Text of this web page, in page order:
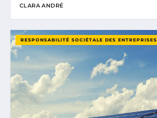
CLARA ANDRÉ
RESPONSABILITÉ SOCIÉTALE DES ENTREPRISES